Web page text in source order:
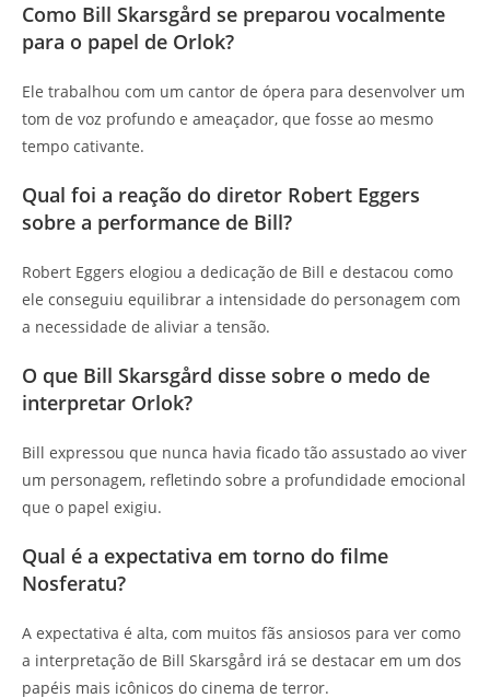
Como Bill Skarsgård se preparou vocalmente
para o papel de Orlok?
Ele trabalhou com um cantor de ópera para desenvolver um
tom de voz profundo e ameaçador, que fosse ao mesmo
tempo cativante.
Qual foi a reação do diretor Robert Eggers
sobre a performance de Bill?
Robert Eggers elogiou a dedicação de Bill e destacou como
ele conseguiu equilibrar a intensidade do personagem com
a necessidade de aliviar a tensão.
O que Bill Skarsgård disse sobre o medo de
interpretar Orlok?
Bill expressou que nunca havia ficado tão assustado ao viver
um personagem, refletindo sobre a profundidade emocional
que o papel exigiu.
Qual é a expectativa em torno do filme
Nosferatu?
A expectativa é alta, com muitos fãs ansiosos para ver como
a interpretação de Bill Skarsgård irá se destacar em um dos
papéis mais icônicos do cinema de terror.